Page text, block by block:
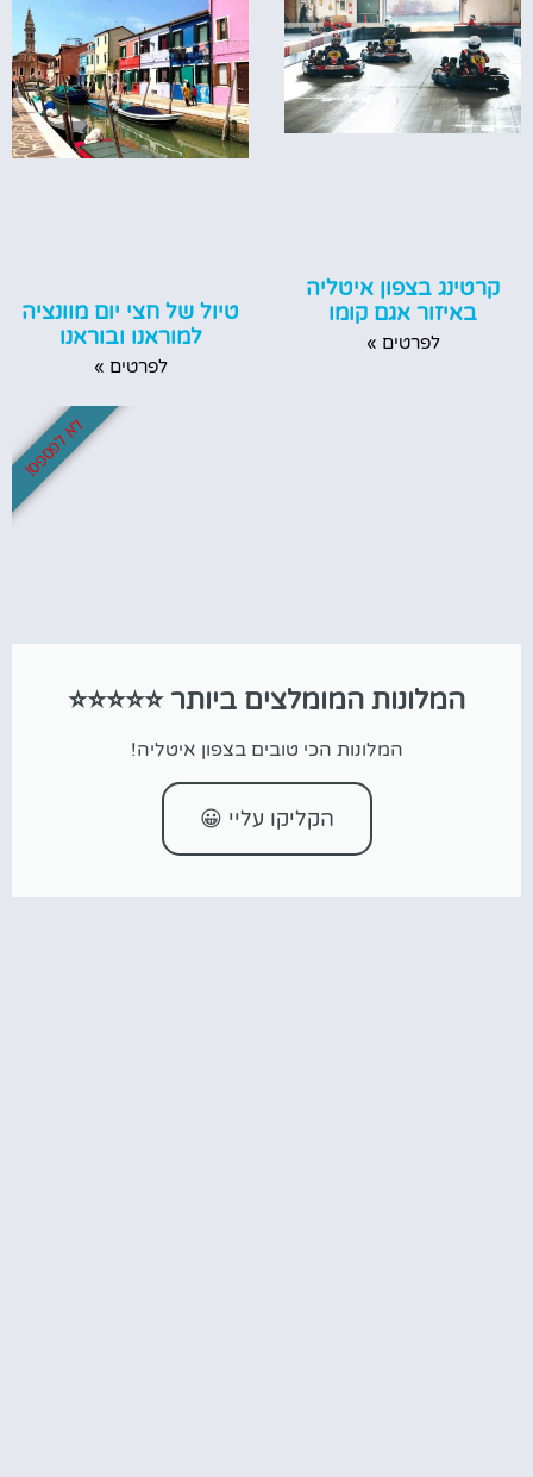
קרטינג בצפון איטליה
באיזור אגם קומו
לפרטים »
טיול של חצי יום מוונציה
למוראנו ובוראנו
לפרטים »
המלונות המומלצים ביותר ⭐⭐⭐⭐⭐
המלונות הכי טובים בצפון איטליה!
הקליקו עליי 😀
לא לפספס!